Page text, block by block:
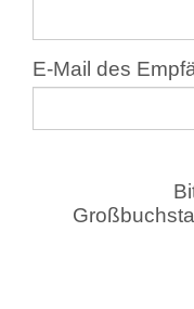
E-Mail des